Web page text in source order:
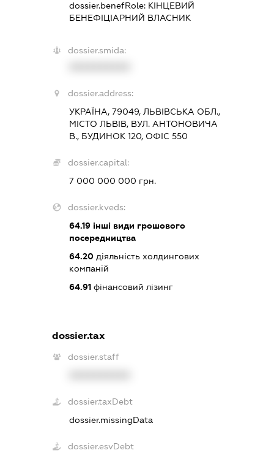
dossier.benefRole: КІНЦЕВИЙ
БЕНЕФІЦІАРНИЙ ВЛАСНИК
dossier.smida:
dossier.address:
УКРАЇНА, 79049, ЛЬВІВСЬКА ОБЛ.,
МІСТО ЛЬВІВ, ВУЛ. АНТОНОВИЧА
В., БУДИНОК 120, ОФІС 550
dossier.capital:
7 000 000 000 грн.
dossier.kveds:
64.19інші види грошового
посередництва
64.20діяльність холдингових
компаній
64.91фінансовий лізинг
dossier.tax
dossier.staff
dossier.taxDebt
dossier.missingData
dossier.esvDebt